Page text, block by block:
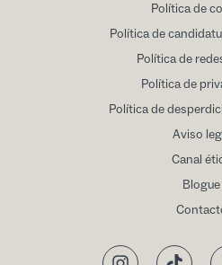
Política de
Política de
Política de
Política de
Política de
Aviso
Canal
Blogue